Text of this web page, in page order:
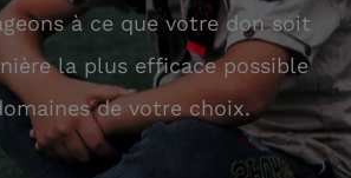
à ce que votre don soit
la plus efficace possible
de votre choix.